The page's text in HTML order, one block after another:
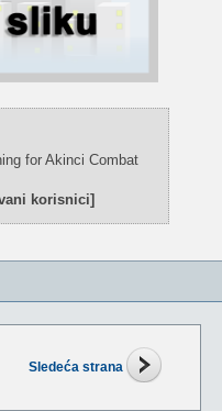
Sledeća strana
for Akinci Combat
korisnici]